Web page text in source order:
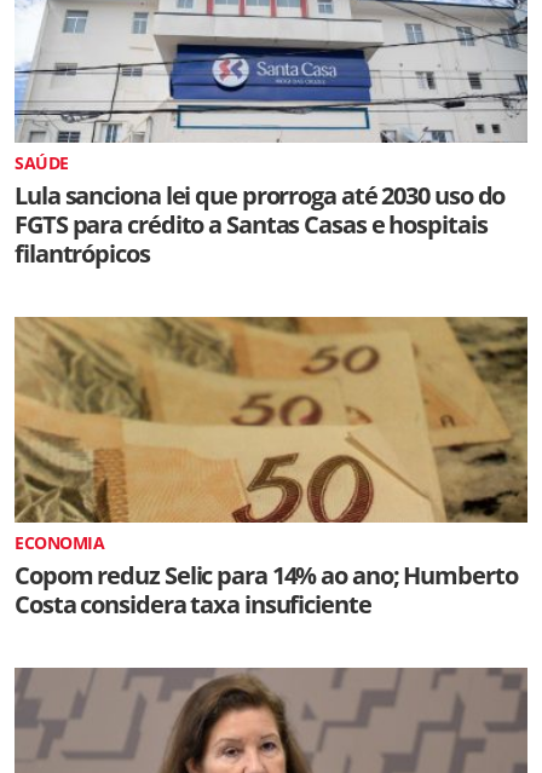
SAÚDE
Lula sanciona lei que prorroga até 2030 uso do
FGTS para crédito a Santas Casas e hospitais
filantrópicos
ECONOMIA
Copom reduz Selic para 14% ao ano; Humberto
Costa considera taxa insuficiente